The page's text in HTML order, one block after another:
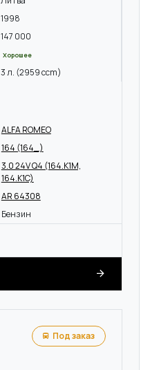
1998
147 000
Хорошее
3 л. (2959 ccm)
ALFA ROMEO
164 (164_)
3.0 24V Q4 (164.K1M,
164.K1C)
AR 64308
Бензин
Под заказ